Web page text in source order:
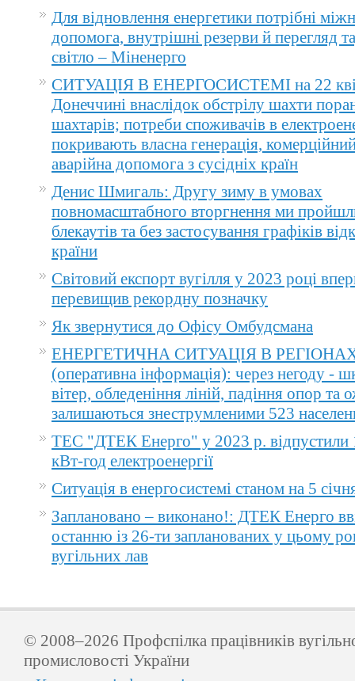
Для відновлення енергетики потрібні
допомога, внутрішні резерви й перегляд
світло – Міненерго
СИТУАЦІЯ В ЕНЕРГОСИСТЕМІ на 22
Донеччині внаслідок обстрілу шахти
шахтарів; потреби споживачів в
покривають власна генерація,
аварійна допомога з сусідніх країн
Денис Шмигаль: Другу зиму в умовах
повномасштабного вторгнення ми
блекаутів та без застосування графіків
країни
Світовий експорт вугілля у 2023 році
перевищив рекордну позначку
Як звернутися до Офісу Омбудсмана
ЕНЕРГЕТИЧНА СИТУАЦІЯ В
(оперативна інформація): через негоду -
вітер, обледеніння ліній, падіння опор та
залишаються знеструмленими 523
ТЕС "ДТЕК Енерго" у 2023 р. відпустили
кВт-год електроенергії
Ситуація в енергосистемі станом на 5
Заплановано – виконано!: ДТЕК Енерго
останню із 26-ти запланованих у цьому
вугільних лав
© 2008–2026 Профспілка працівників
промисловості України